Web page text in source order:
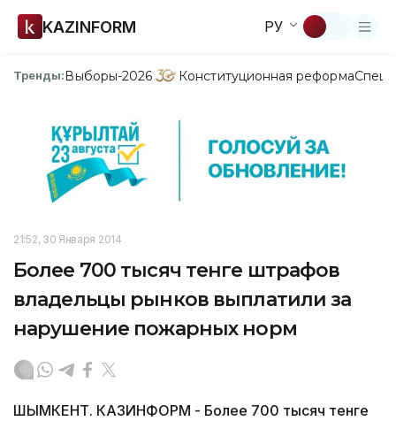
KAZINFORM РУ
Тренды:Выборы-2026 Конституционная реформа
21:52, 30 Января 2014
Более 700 тысяч тенге штрафов
владельцы рынков выплатили за
нарушение пожарных норм
ШЫМКЕНТ. КАЗИНФОРМ - Более 700 тысяч тенге